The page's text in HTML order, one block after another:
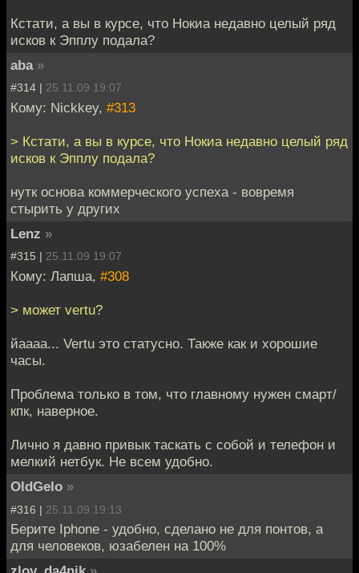
Кстати, а вы в курсе, что Нокиа недавно целый ряд
исков к Эпплу подала?
aba »
#314 | 25.11.09 19:07
Кому: Nickkey, #313
> Кстати, а вы в курсе, что Нокиа недавно целый ряд
исков к Эпплу подала?
нутк основа коммерческого успеха - вовремя
стырить у других
Lenz »
#315 | 25.11.09 19:07
Кому: Лапша, #308
> может vertu?
йаааа... Vertu это статусно. Также как и хорошие
часы.
Проблема только в том, что главному нужен смарт/
кпк, наверное.
Лично я давно привык таскать с собой и телефон и
мелкий нетбук. Не всем удобно.
OldGelo »
#316 | 25.11.09 19:13
Берите Iphone - удобно, сделано не для понтов, а
для человеков, юзабелен на 100%